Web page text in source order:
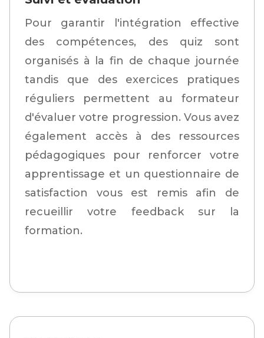
Pour garantir l'intégration effective
des compétences, des quiz sont
organisés à la fin de chaque journée
tandis que des exercices pratiques
réguliers permettent au formateur
d'évaluer votre progression. Vous avez
également accès à des ressources
pédagogiques pour renforcer votre
apprentissage et un questionnaire de
satisfaction vous est remis afin de
recueillir votre feedback sur la
formation.